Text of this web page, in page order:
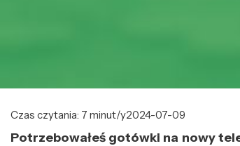
Czas czytania: 7 minut/y2024-07-09
Potrzebowałeś gotówki na nowy